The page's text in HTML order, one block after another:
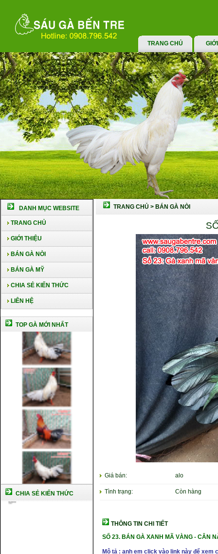
TRANG CHỦ
DANH MỤC WEBSITE
TRANG CHỦ
GIỚI THIỆU
BÁN GÀ NÒI
BÁN GÀ MỸ
CHIA SẺ KIẾN THỨC
LIÊN HỆ
TOP GÀ MỚI NHẤT
CHIA SẺ KIẾN THỨC
TRANG CHỦ > BÁN GÀ NÒI
Giá bán: alo
Tình trạng: Còn hàng
THÔNG TIN CHI TIẾT
SỐ 23. BÁN GÀ XANH MÃ VÀNG - CÂN
Mô tả : anh em click vào link này để